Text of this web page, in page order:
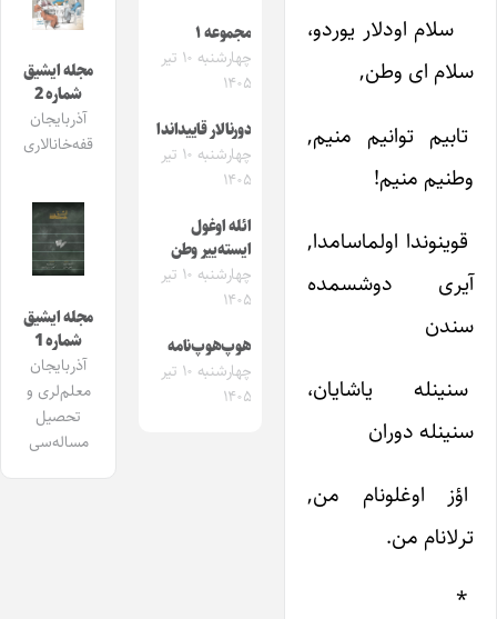
سلام‌ اودلار یوردو،
سلام‌ ای‌ وطن‌,
تابیم‌ توانیم‌ منیم,‌
وطنیم‌ منیم‌!
قوینوندا اولماسامدا,
آیری‌ دوشسمده‌
سندن‌
سنینله‌ یاشایان‌،
سنینله‌ دوران‌
اؤز اوغلونام‌ من‌,
ترلانام‌ من‌.
*
مجموعه ۱
چهارشنبه ۱۰ تیر
۱۴۰۵
دورنالار قاییداندا
چهارشنبه ۱۰ تیر
۱۴۰۵
ائله اوغول
ایسته‌ییر وطن
چهارشنبه ۱۰ تیر
۱۴۰۵
هوپ‌هوپ‌نامه
چهارشنبه ۱۰ تیر
۱۴۰۵
مجله ایشیق
شماره 2
آذربایجان
قفه‌خانالاری
مجله ایشیق
شماره 1
آذربایجان
معلم‌لری و
تحصیل
مساله‌سی